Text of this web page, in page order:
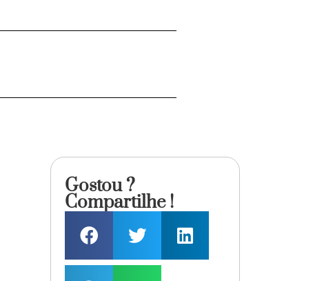
Gostou ?
Compartilhe !